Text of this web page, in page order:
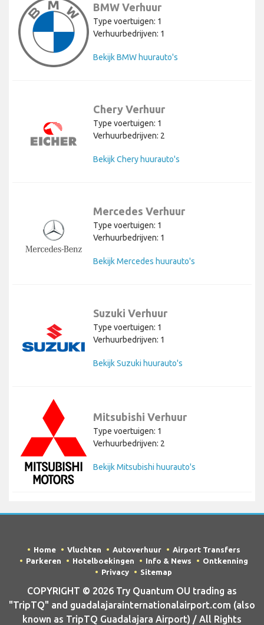
BMW Verhuur
Type voertuigen: 1
Verhuurbedrijven: 1
Bekijk BMW huurauto's
Chery Verhuur
Type voertuigen: 1
Verhuurbedrijven: 2
Bekijk Chery huurauto's
Mercedes Verhuur
Type voertuigen: 1
Verhuurbedrijven: 1
Bekijk Mercedes huurauto's
Suzuki Verhuur
Type voertuigen: 1
Verhuurbedrijven: 1
Bekijk Suzuki huurauto's
Mitsubishi Verhuur
Type voertuigen: 1
Verhuurbedrijven: 2
Bekijk Mitsubishi huurauto's
Home Vluchten Autoverhuur
Airport Transfers
Parkeren
Hotelboekingen Info & News
Ontkenning
Privacy
Sitemap
COPYRIGHT © 2026 Try Quantum OU trading as
"TripTQ" and guadalajarainternationalairport.com (also
known as TripTQ Guadalajara Airport) / All Rights